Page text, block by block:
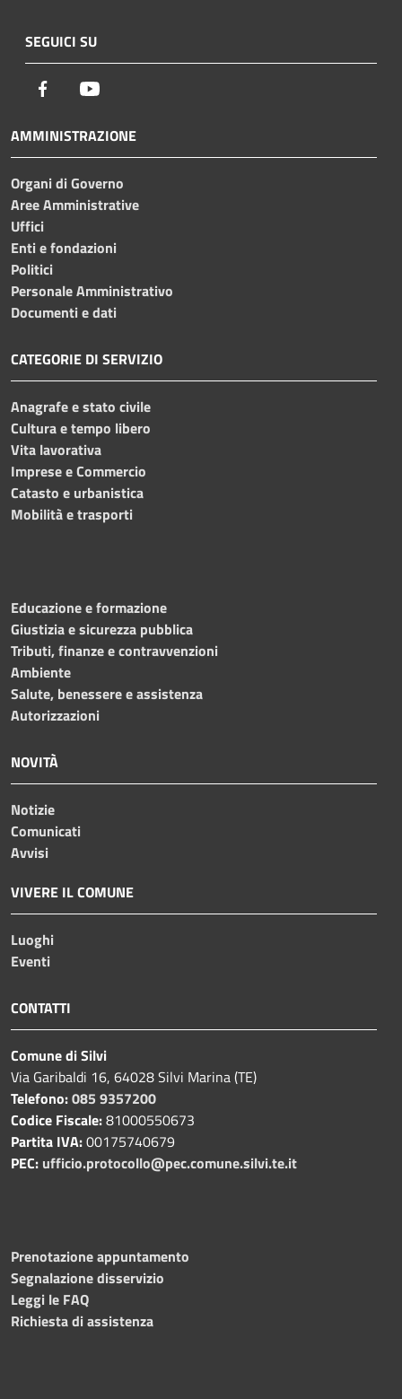
SEGUICI SU
Facebook
AMMINISTRAZIONE
Organi di Governo
Aree Amministrative
Uffici
Enti e fondazioni
Politici
Personale Amministrativo
Documenti e dati
CATEGORIE DI SERVIZIO
Anagrafe e stato civile
Cultura e tempo libero
Vita lavorativa
Imprese e Commercio
Catasto e urbanistica
Mobilità e trasporti
Educazione e formazione
Giustizia e sicurezza pubblica
Tributi, finanze e contravvenzioni
Ambiente
Salute, benessere e assistenza
Autorizzazioni
NOVITÀ
Notizie
Comunicati
Avvisi
VIVERE IL COMUNE
Luoghi
Eventi
CONTATTI
Comune di Silvi
Via Garibaldi 16, 64028 Silvi Marina (TE)
Telefono:085 9357200
Codice Fiscale:81000550673
Partita IVA:00175740679
PEC: ufficio.protocollo@pec.comune.silvi.te.it
Prenotazione appuntamento
Segnalazione disservizio
Leggi le FAQ
Richiesta di assistenza